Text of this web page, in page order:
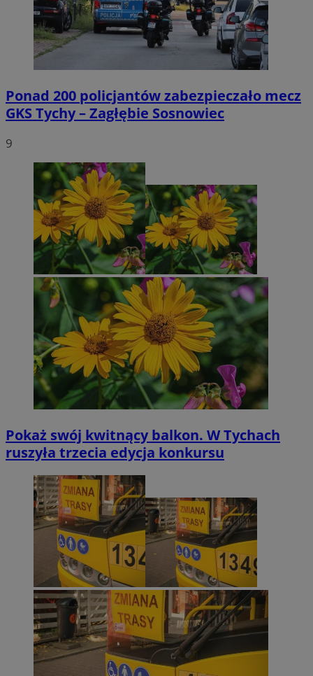
Ponad 200 policjantów zabezpieczało mecz
GKS Tychy – Zagłębie Sosnowiec
9
Pokaż swój kwitnący balkon. W Tychach
ruszyła trzecia edycja konkursu